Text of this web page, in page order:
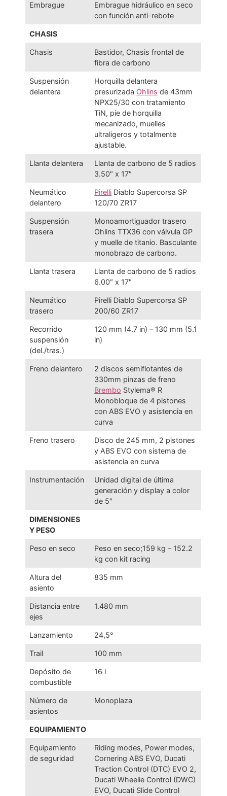
Embrague
Embrague hidráulico en seco
con función anti-rebote
CHASIS
Chasis
Bastidor, Chasis frontal de
fibra de carbono
Suspensión
delantera
Horquilla delantera
presurizada Öhlins de 43mm
NPX25/30 con tratamiento
TiN, pie de horquilla
mecanizado, muelles
ultraligeros y totalmente
ajustable.
Llanta delantera
Llanta de carbono de 5 radios
3.50″ x 17″
Neumático
delantero
Pirelli Diablo Supercorsa SP
120/70 ZR17
Suspensión
trasera
Monoamortiguador trasero
Ohlins TTX36 con válvula GP
y muelle de titanio. Basculante
monobrazo de carbono.
Llanta trasera
Llanta de carbono de 5 radios
6.00″ x 17″
Neumático
trasero
Pirelli Diablo Supercorsa SP
200/60 ZR17
Recorrido
suspensión
(del./tras.)
120 mm (4.7 in) – 130 mm (5.1
in)
Freno delantero
2 discos semiflotantes de
330mm pinzas de freno
Brembo Stylema® R
Monobloque de 4 pistones
con ABS EVO y asistencia en
curva
Freno trasero
Disco de 245 mm, 2 pistones
y ABS EVO con sistema de
asistencia en curva
Instrumentación
Unidad digital de última
generación y display a color
de 5″
DIMENSIONES
Y PESO
Peso en seco
Peso en seco;159 kg – 152.2
kg con kit racing
Altura del
asiento
835 mm
Distancia entre
ejes
1.480 mm
Lanzamiento 24,5°
Trail 100 mm
Depósito de
combustible
16 l
Número de
asientos
Monoplaza
EQUIPAMIENTO
Equipamiento
de seguridad
Riding modes, Power modes,
Cornering ABS EVO, Ducati
Traction Control (DTC) EVO 2,
Ducati Wheelie Control (DWC)
EVO, Ducati Slide Control